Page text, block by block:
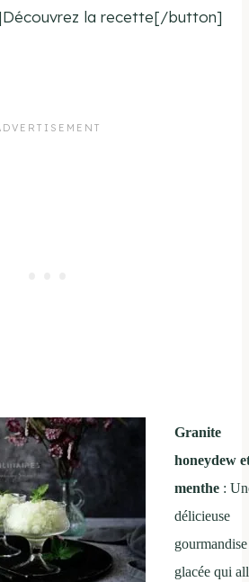
la recette[/button]
Granite
honeydew
menthe :
délicieuse
gourmandise
glacée qui